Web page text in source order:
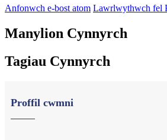
Anfonwch e-bost atom Lawrlwythwch fel
Manylion Cynnyrch
Tagiau Cynnyrch
Proffil cwmni